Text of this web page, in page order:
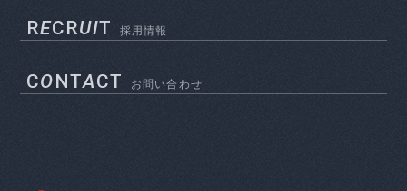
RECRUIT 採用情報
CONTACT お問い合わせ